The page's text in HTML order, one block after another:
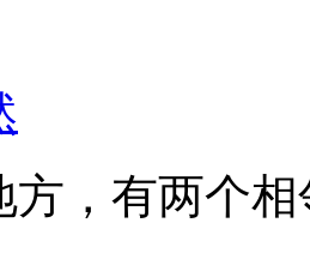
方，有两个相